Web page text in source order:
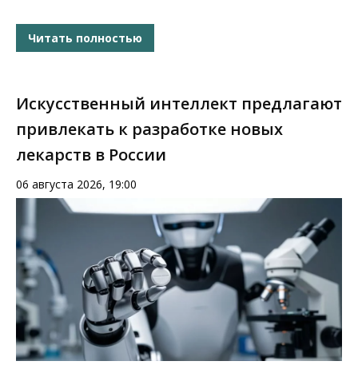
Читать полностью
Искусственный интеллект предлагают
привлекать к разработке новых
лекарств в России
06 августа 2026, 19:00